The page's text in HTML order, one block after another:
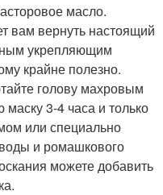
масло.
вам вернуть настоящий
укрепляющим
крайне полезно.
голову махровым
3-4 часа и только
или специально
и ромашкового
можете добавить